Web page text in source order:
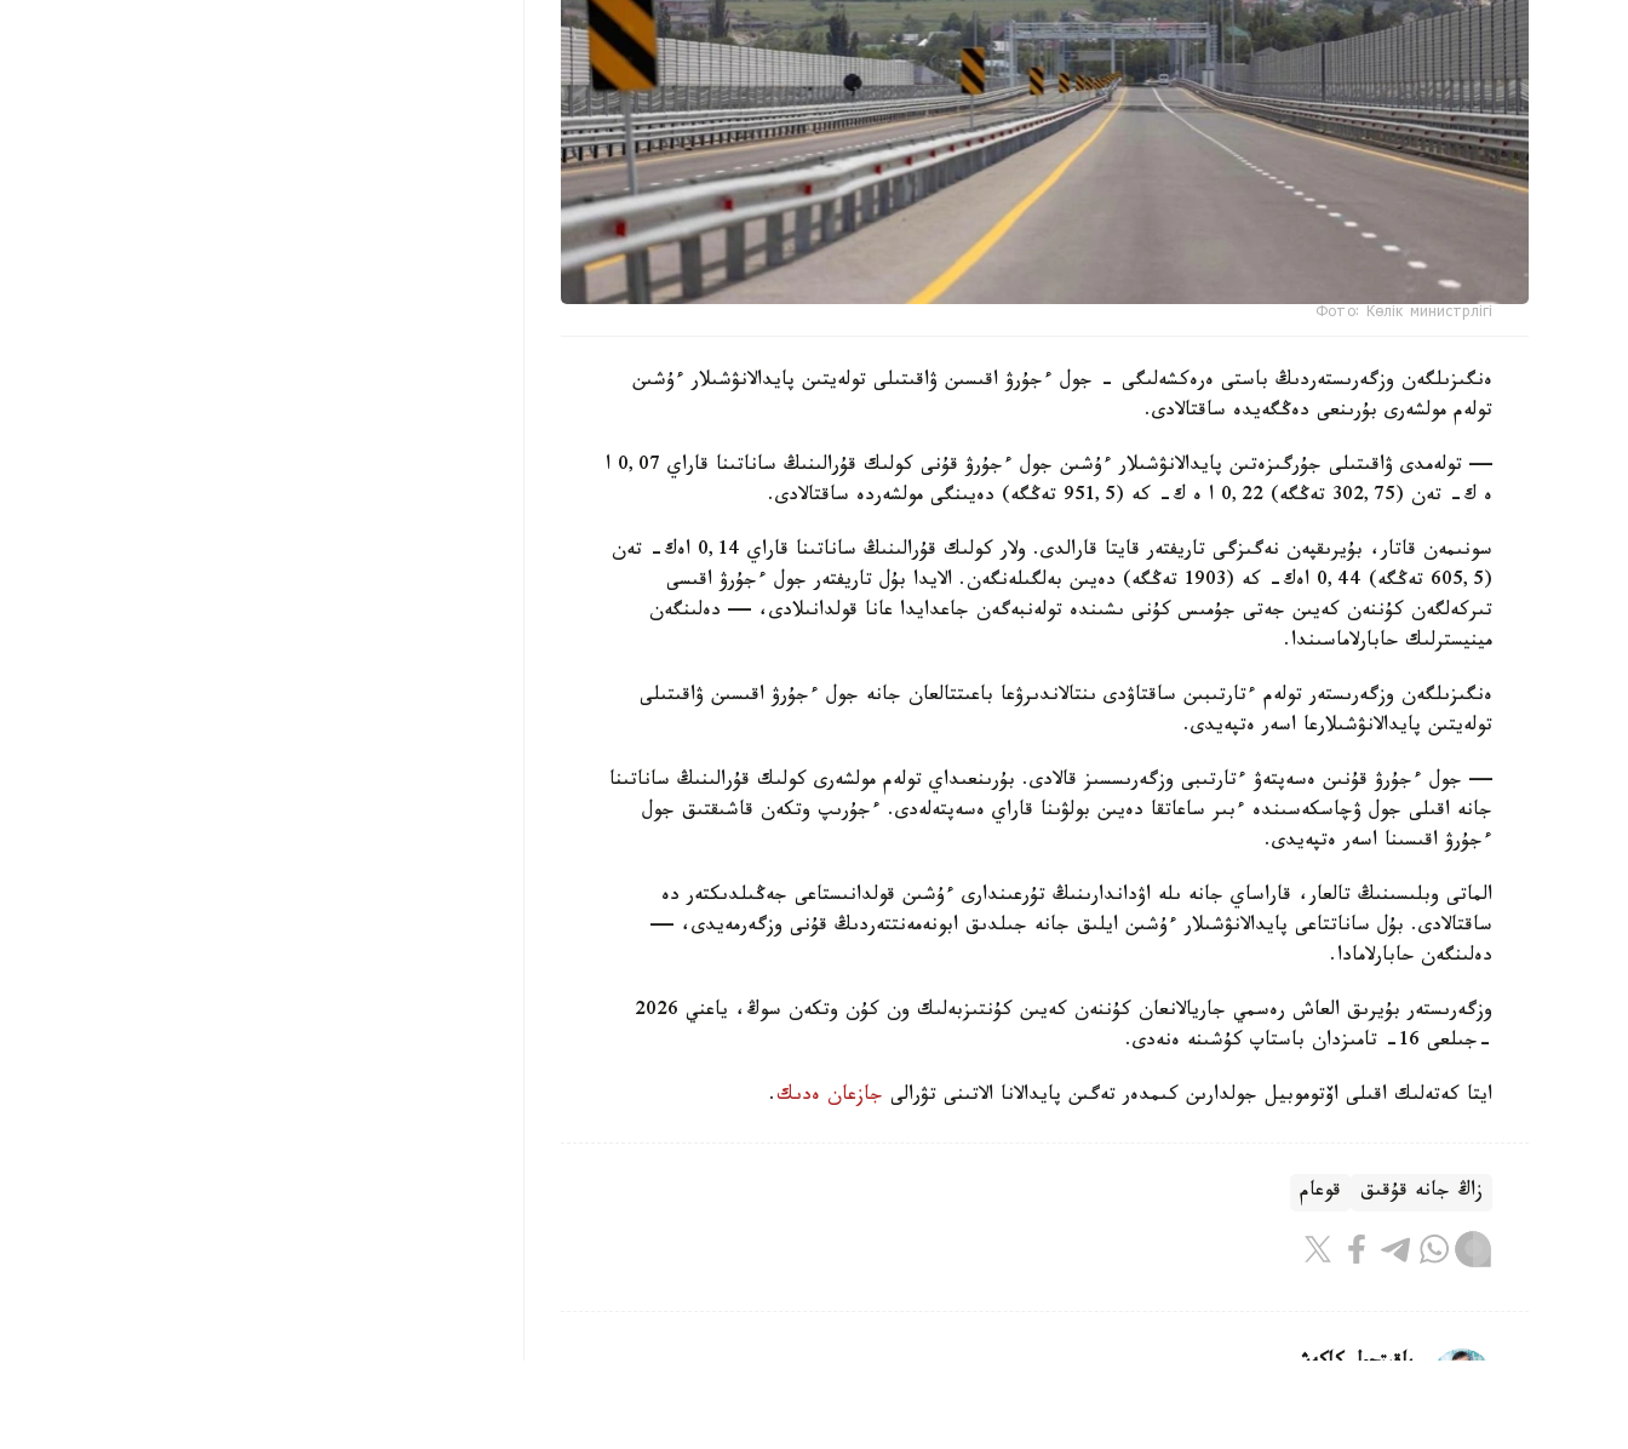
Фото: Көлік министрлігі
ەنگىزىلگەن وزگەرىستەردىڭ باستى ەرەكشەلىگى - جول ءجۇرۋ اقىسىن ۋاقىتىلى تولەيتىن پايدالانۋشىلار ءۇشىن
تولەم مولشەرى بۇرىنعى دەڭگەيدە ساقتالادى.
— تولەمدى ۋاقىتىلى جۇرگىزەتىن پايدالانۋشىلار ءۇشىن جول ءجۇرۋ قۇنى كولىك قۇرالىنىڭ ساناتىنا قاراي 0,07 ا
ە ك- تەن (302,75 تەڭگە) 0,22 ا ە ك- كە (951,5 تەڭگە) دەيىنگى مولشەردە ساقتالادى.
سونىمەن قاتار، بۇيرىقپەن نەگىزگى تاريفتەر قايتا قارالدى. ولار كولىك قۇرالىنىڭ ساناتىنا قاراي 0,14 اەك- تەن
(605,5 تەڭگە) 0,44 اەك- كە (1903 تەڭگە) دەيىن بەلگىلەنگەن. الايدا بۇل تاريفتەر جول ءجۇرۋ اقىسى
تىركەلگەن كۇننەن كەيىن جەتى جۇمىس كۇنى ىشىندە تولەنبەگەن جاعدايدا عانا قولدانىلادى، — دەلىنگەن
مينيسترلىك حابارلاماسىندا.
ەنگىزىلگەن وزگەرىستەر تولەم ءتارتىبىن ساقتاۋدى ىنتالاندىرۋعا باعىتتالعان جانە جول ءجۇرۋ اقىسىن ۋاقىتىلى
تولەيتىن پايدالانۋشىلارعا اسەر ەتپەيدى.
— جول ءجۇرۋ قۇنىن ەسەپتەۋ ءتارتىبى وزگەرىسسىز قالادى. بۇرىنعىداي تولەم مولشەرى كولىك قۇرالىنىڭ ساناتىنا
جانە اقىلى جول ۋچاسكەسىندە ءبىر ساعاتقا دەيىن بولۋىنا قاراي ەسەپتەلەدى. ءجۇرىپ وتكەن قاشىقتىق جول
ءجۇرۋ اقىسىنا اسەر ەتپەيدى.
الماتى وبلىسىنىڭ تالعار، قاراساي جانە ىلە اۋداندارىنىڭ تۇرعىندارى ءۇشىن قولدانىستاعى جەڭىلدىكتەر دە
ساقتالادى. بۇل ساناتتاعى پايدالانۋشىلار ءۇشىن ايلىق جانە جىلدىق ابونەمەنتتەردىڭ قۇنى وزگەرمەيدى، —
دەلىنگەن حابارلامادا.
وزگەرىستەر بۇيرىق العاش رەسمي جاريالانعان كۇننەن كەيىن كۇنتىزبەلىك ون كۇن وتكەن سوڭ، ياعني 2026
-جىلعى 16- تامىزدان باستاپ كۇشىنە ەنەدى.
ايتا كەتەلىك اقىلى اۆتوموبيل جولدارىن كىمدەر تەگىن پايدالانا الاتىنى تۋرالى جازعان ەدىك.
زاڭ جانە قۇقىق قوعام
باقىتجول كاكەش